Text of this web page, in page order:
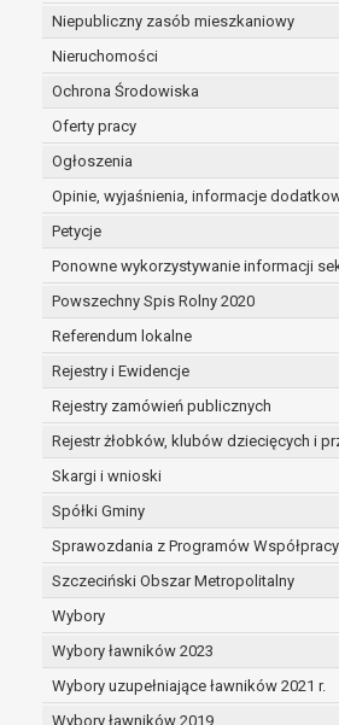
Niepubliczny zasób mieszkaniowy
Nieruchomości
Ochrona Środowiska
Oferty pracy
Ogłoszenia
Opinie, wyjaśnienia, informacje
Petycje
Ponowne wykorzystywanie informacji
Powszechny Spis Rolny 2020
Referendum lokalne
Rejestry i Ewidencje
Rejestry zamówień publicznych
Rejestr żłobków, klubów dziecięcych i
Skargi i wnioski
Spółki Gminy
Sprawozdania z Programów Współpracy
Szczeciński Obszar Metropolitalny
Wybory
Wybory ławników 2023
Wybory uzupełniające ławników 2021 r.
Wybory ławników 2019
Pani/Panu:
prawo dostępu do treści
otrzymywania ich kopii na
RODO;
podstawie art. 16 RODO,
dane są
prawo do żądania
osobowych (tzw. prawo
zapomnianym) na
w przypadku gdy:
dane nie są już
dla których były
sposób
osoba, której dane
sprzeciw wobec
danych osobowych,
zgodę na
osobowych, która
przetwarzania
danych,
dane osobowe
niezgodnie z